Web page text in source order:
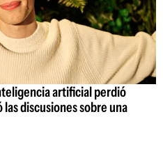
artificial perdió
discusiones sobre una